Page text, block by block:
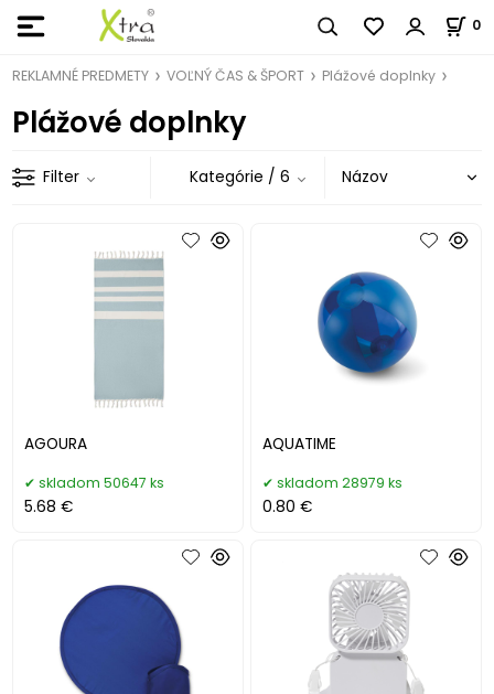
0
REKLAMNÉ PREDMETY VOĽNÝ ČAS & ŠPORT Plážové doplnky
Plážové doplnky
Filter Kategórie / 6
AGOURA
skladom 50647 ks
5.68 €
AQUATIME
skladom 28979 ks
0.80 €